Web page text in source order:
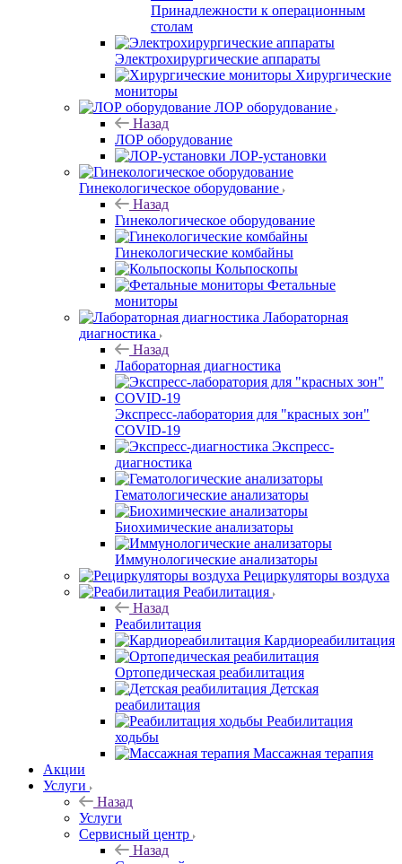
Принадлежности к операционным
столам
Электрохирургические аппараты
Хирургические
мониторы
ЛОР оборудование
Назад
ЛОР оборудование
ЛОР-установки
Гинекологическое оборудование
Назад
Гинекологическое оборудование
Гинекологические комбайны
Кольпоскопы
Фетальные
мониторы
Лабораторная
диагностика
Назад
Лабораторная диагностика
Экспресс-лаборатория для "красных зон"
COVID-19
Экспресс-
диагностика
Гематологические анализаторы
Биохимические анализаторы
Иммунологические анализаторы
Рециркуляторы воздуха
Реабилитация
Назад
Реабилитация
Кардиореабилитация
Ортопедическая реабилитация
Детская
реабилитация
Реабилитация
ходьбы
Массажная терапия
Акции
Услуги
Назад
Услуги
Сервисный центр
Назад